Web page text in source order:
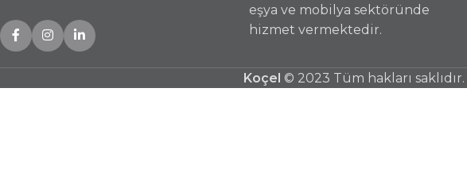
eşya ve mobilya sektöründe
hizmet vermektedir.
Koçel © 2023 Tüm hakları saklıdır.